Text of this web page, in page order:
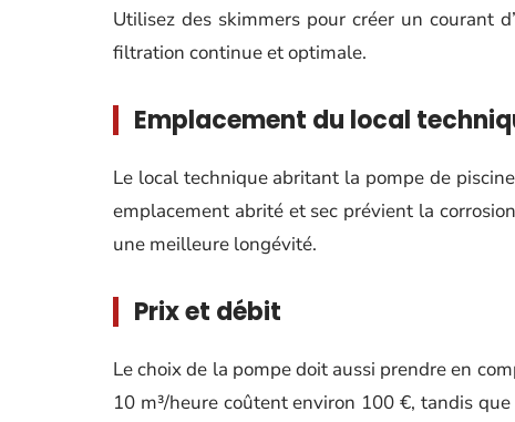
Utilisez des skimmers pour créer un courant
filtration continue et optimale.
Emplacement du local
Le local technique abritant la pompe de
emplacement abrité et sec prévient la
une meilleure longévité.
Prix et débit
Le choix de la pompe doit aussi prendre en
10 m³/heure coûtent environ 100 €, tandis